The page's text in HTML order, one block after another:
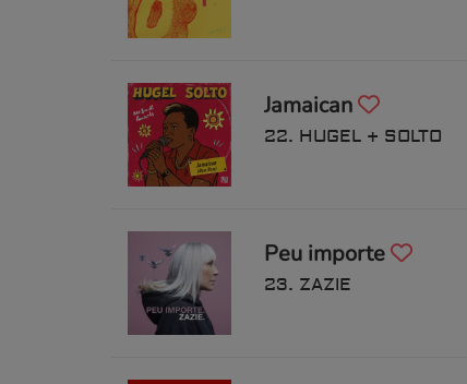
Jamaican
22. HUGEL + SOLTO
Peu importe
23. ZAZIE